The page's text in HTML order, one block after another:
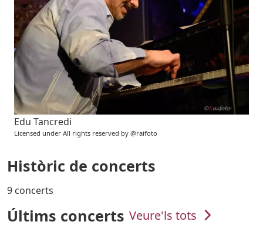
Edu Tancredi
Licensed under All rights reserved by @raifoto
Històric de concerts
9 concerts
Últims concerts Veure'ls tots